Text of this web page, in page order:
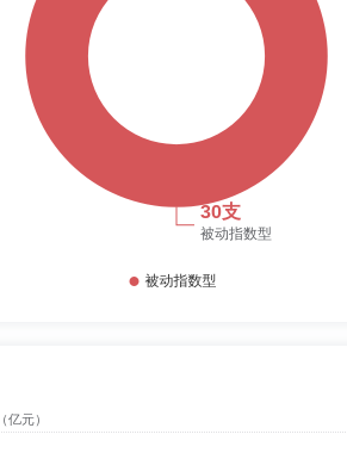
年度开放式股票型金牛基金
年度“金基金一年期产品奖”股票基金奖
年度开放式指数型金牛基金
年度“金基金一年期产品奖”指数基金奖
年度开放式指数型金牛基金
年度“金基金一年期产品奖”指数基金奖
年度开放式指数型金牛基金